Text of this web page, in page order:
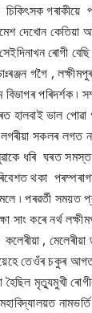
গৰাকীয়ে
দেখোন কেতিয়া
ৰোগী বেছি
গগৈ , লক্ষীমপুৰ
পৰিদৰ্শক ৷
হালবাই ভাল
সকলৰ লগত
ধৰি ঘৰত সমস্ত
থকা
৷ পৰৱৰ্তী সময়ত
সাং কৰে নৰ্থ
, মেলেৰীয়া
তেওঁৰ চকুৰ
মৃত্যুমুখী